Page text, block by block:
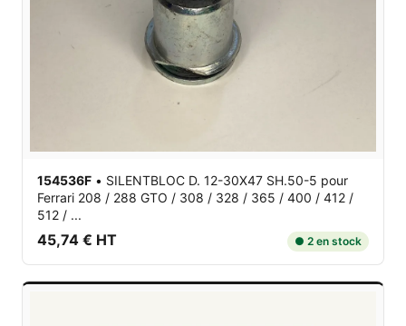
154536F • SILENTBLOC D. 12-30X47 SH.50-5 pour
Ferrari 208 / 288 GTO / 308 / 328 / 365 / 400 / 412 /
512 / ...
45,74 € HT ● 2 en stock